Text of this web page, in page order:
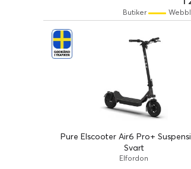
Butiker
Pure Elscooter Air6 Pro+
Svart
Elfordon